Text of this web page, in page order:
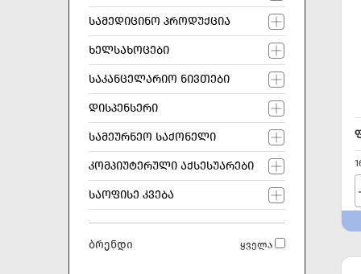
ᲡᲐᲛᲔᲓᲘᲪᲘᲜᲝ ᲞᲠᲝᲓᲣᲥᲪᲘᲐ
ᲮᲔᲚᲡᲐᲮᲝᲪᲔᲑᲘ
ᲡᲐᲙᲐᲜᲪᲔᲚᲐᲠᲘᲝ ᲜᲘᲕᲗᲔᲑᲘ
ᲓᲘᲡᲞᲔᲜᲡᲔᲠᲘ
ᲡᲐᲛᲔᲣᲠᲜᲔᲝ ᲡᲐᲥᲝᲜᲔᲚᲘ
ᲙᲝᲛᲞᲘᲣᲢᲔᲠᲣᲚᲘ ᲐᲥᲡᲔᲡᲣᲐᲠᲔᲑᲘ
ᲡᲐᲝᲤᲘᲡᲔ ᲙᲕᲔᲑᲐ
ბრენდი ყველა